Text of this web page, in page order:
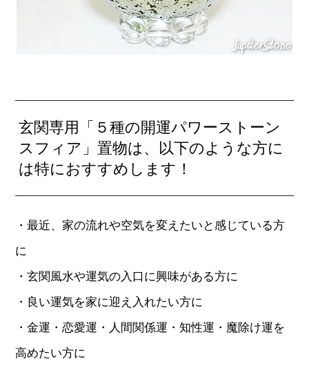
玄関専用「５種の開運パワーストーン
スフィア」置物は、以下のような方に
は特におすすめします！
・最近、家の流れや空気を変えたいと感じている方
に
・玄関風水や運気の入口に興味がある方に
・良い運気を家に迎え入れたい方に
・金運・恋愛運・人間関係運・知性運・魔除け運を
高めたい方に